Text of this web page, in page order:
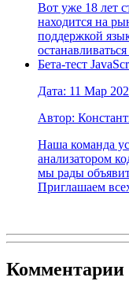
Вот уже 18 лет
находится на
поддержкой
Бета-тест
Дата: 11 Мар
Автор:
Наша команда
анализатором
мы рады
Приглашаем
Комментарии